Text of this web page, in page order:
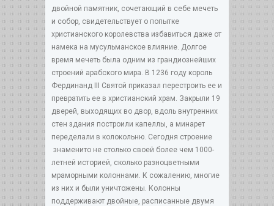
двойной памятник, сочетающий в себе мечеть
и собор, свидетельствует о попытке
христианского королевства избавиться даже от
намека на мусульманское влияние. Долгое
время мечеть была одним из грандиознейших
строений арабского мира. В 1236 году король
Фердинанд III Святой приказал перестроить ее и
превратить ее в христианский храм. Закрыли 19
дверей, выходящих во двор, вдоль внутренних
стен здания построили капеллы, а минарет
переделали в колокольню. Сегодня строение
знаменито не столько своей более чем 1000-
летней историей, сколько разноцветными
мраморными колоннами. К сожалению, многие
из них и были уничтожены. Колонны
поддерживают двойные, расписанные двумя